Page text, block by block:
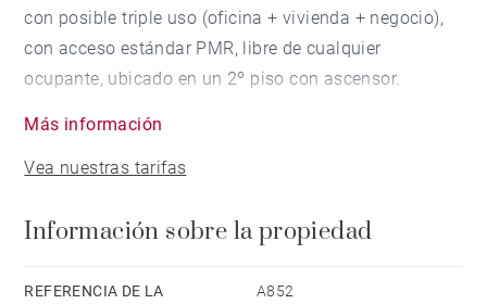
con posible triple uso (oficina + vivienda + negocio),
con acceso estándar PMR, libre de cualquier
ocupante, ubicado en un 2º piso con ascensor.
ubicación, centro de la ciudad a pie y comercios a los
Más información
Vea nuestras tarifas
Información sobre la propiedad
REFERENCIA DE LA
A852